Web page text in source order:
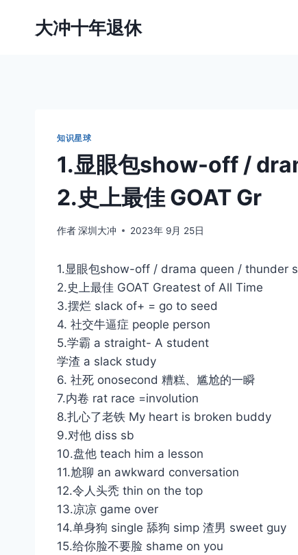
大冲十年退休
知识星球
1.显眼包show-off /
2.史上最佳 GOAT Gr
作者深圳大冲 2023年 9月 25日
1.显眼包show-off / drama queen / thunder
2.史上最佳 GOAT Greatest of All Time
3.摆烂 slack of+ = go to seed
4. 社交牛逼症 people person
5.学霸 a straight- A student
学渣 a slack study
6. 社死 onosecond 糟糕、尴尬的一瞬
7.内卷 rat race =involution
8.扎心了老铁 My heart is broken buddy
9.对他 diss sb
10.盘他 teach him a lesson
11.尬聊 an awkward conversation
12.令人头秃 thin on the top
13.凉凉 game over
14.单身狗 single 舔狗 simp 渣男 sweet guy
15.给你脸不要脸 shame on you